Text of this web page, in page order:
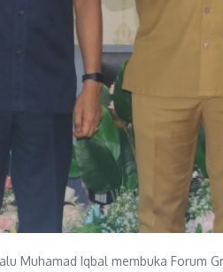
Muhamad Iqbal membuka Forum